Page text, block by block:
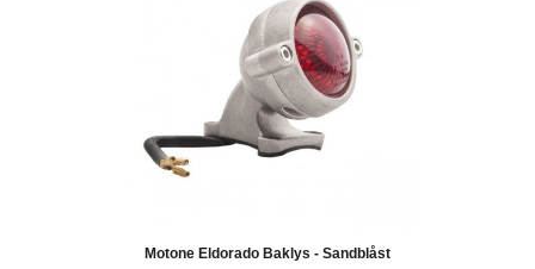
Motone Eldorado Baklys - Sandblåst